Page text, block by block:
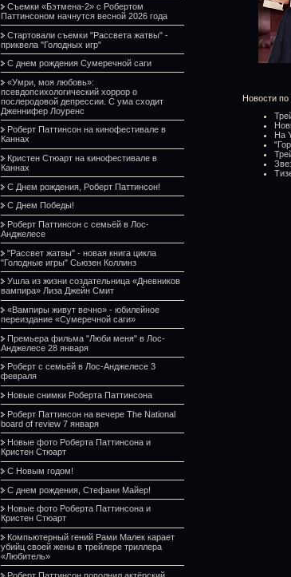
Съемки «Бэтмена-2» с Робертом
Паттинсоном начнутся весной 2026 года
Стартовали съемки "Рассвета жатвы" -
приквела "Голодных игр"
С днем рождения Сумеречной саги
«Умри, моя любовь»:
псевдопсихологический хоррор о
послеродовой депрессии. С ума сходит
Дженнифер Лоуренс
Роберт Паттинсон на кинофестивале в
Каннах
Кристен Стюарт на кинофестивале в
Каннах
С Днем рождения, Роберт Паттинсон!
С Днем Победы!
Роберт Паттинсон с семьёй в Лос-
Анджелесе
"Рассвет жатвы" - новая книга цикла
"Голодные игры" Сьюзен Коллинз
Ушла из жизни создательница «Дневников
вампира» Лиза Джейн Смит
«Вампиры живут вечно» - юбилейное
переиздание «Сумеречной саги»
Премьера фильма "Люби меня" в Лос-
Анджелесе 28 января
Роберт с семьёй в Лос-Анджелесе 3
февраля
Новые снимки Роберта Паттинсона
Роберт Паттинсон на вечере The National
board of review 7 января
Новые фото Роберта Паттинсона и
Кристен Стюарт
С Новым годом!
С днем рождения, Стефани Майер!
Новые фото Роберта Паттинсона и
Кристен Стюарт
Компьютерный гений Рами Малек карает
убийц своей жены в трейлере триллера
«Любитель»
Новости по
На